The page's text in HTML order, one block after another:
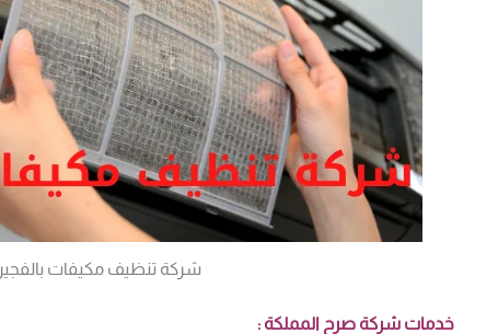
شركة تنظيف مكيفات
خدمات شركة صرح المملكة :